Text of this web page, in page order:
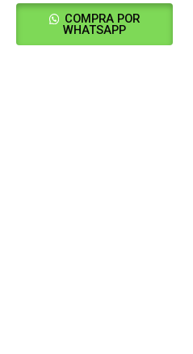
COMPRA POR
WHATSAPP